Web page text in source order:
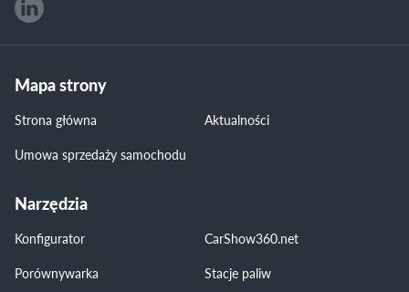
Mapa strony
Strona główna
Aktualności
Umowa sprzedaży samochodu
Narzędzia
Konfigurator
CarShow360.net
Porównywarka
Stacje paliw